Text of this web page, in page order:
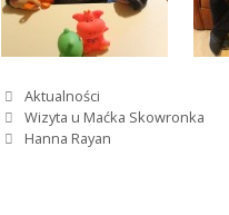
Kategorie
Aktualności
Wizyta u Maćka Skowronka
Hanna Rayan